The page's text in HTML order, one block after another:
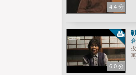
4.4 分
6.0 分